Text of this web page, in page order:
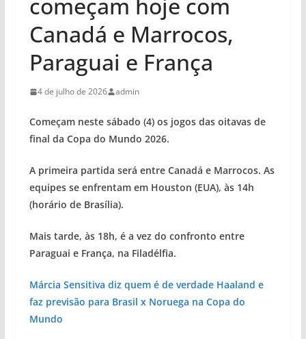
Canadá e Marrocos,
Paraguai e França
4 de julho de 2026 admin
Começam neste sábado (4) os jogos das oitavas de
final da Copa do Mundo 2026.
A primeira partida será entre Canadá e Marrocos. As
equipes se enfrentam em Houston (EUA), às 14h
(horário de Brasília).
Mais tarde, às 18h, é a vez do confronto entre
Paraguai e França, na Filadélfia.
Márcia Sensitiva diz quem é de verdade Haaland e
faz previsão para Brasil x Noruega na Copa do
Mundo